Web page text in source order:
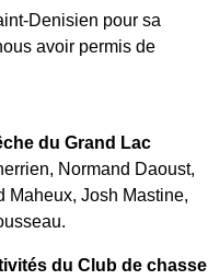
Denisien pour sa
avoir permis de
du Grand Lac
Normand Daoust,
Maheux, Josh Mastine,
du Club de chasse